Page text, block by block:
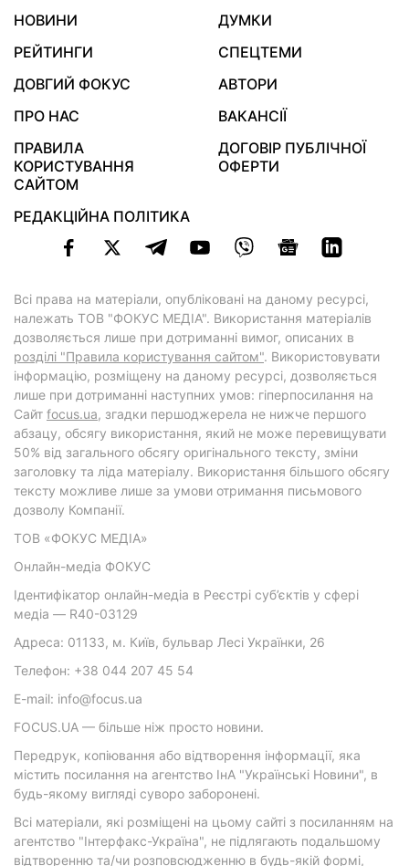
НОВИНИ
ДУМКИ
РЕЙТИНГИ
СПЕЦТЕМИ
ДОВГИЙ ФОКУС
АВТОРИ
ПРО НАС
ВАКАНСІЇ
ПРАВИЛА
КОРИСТУВАННЯ
САЙТОМ
ДОГОВІР ПУБЛІЧНОЇ
ОФЕРТИ
РЕДАКЦІЙНА ПОЛІТИКА
Всі права на матеріали, опубліковані на даному ресурсі,
належать ТОВ "ФОКУС МЕДІА". Використання матеріалів
дозволяється лише при дотриманні вимог, описаних в
розділі "Правила користування сайтом". Використовувати
інформацію, розміщену на даному ресурсі, дозволяється
лише при дотриманні наступних умов: гіперпосилання на
Cайт focus.ua, згадки першоджерела не нижче першого
абзацу, обсягу використання, який не може перевищувати
50% від загального обсягу оригінального тексту, зміни
заголовку та ліда матеріалу. Використання більшого обсягу
тексту можливе лише за умови отримання письмового
дозволу Компанії.
ТОВ «ФОКУС МЕДІА»
Онлайн-медіа ФОКУС
Ідентифікатор онлайн-медіа в Реєстрі суб’єктів у сфері
медіа — R40-03129
Адреса: 01133, м. Київ, бульвар Лесі Українки, 26
Телефон: +38 044 207 45 54
E-mail: info@focus.ua
FOCUS.UA — більше ніж просто новини.
Передрук, копіювання або відтворення інформації, яка
містить посилання на агентство ІнА "Українські Новини", в
будь-якому вигляді суворо заборонені.
Всі матеріали, які розміщені на цьому сайті з посиланням на
агентство "Інтерфакс-Україна", не підлягають подальшому
відтворенню та/чи розповсюдженню в будь-якій формі,